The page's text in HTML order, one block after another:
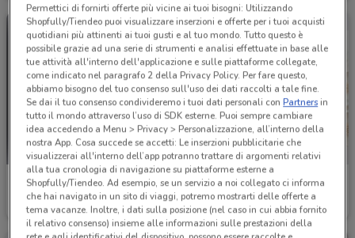
Emu
Scade il 31/12 2.4 km
Hervit
Scade il 22/09 4.9 km
Permettici di fornirti offerte più vicine ai tuoi bisogni: Utilizzando
Shopfully/Tiendeo puoi visualizzare inserzioni e offerte per i tuoi acquisti
quotidiani più attinenti ai tuoi gusti e al tuo mondo. Tutto questo è
possibile grazie ad una serie di strumenti e analisi effettuate in base alle
tue attività all'interno dell'applicazione e sulle piattaforme collegate,
come indicato nel paragrafo 2 della Privacy Policy. Per fare questo,
abbiamo bisogno del tuo consenso sull'uso dei dati raccolti a tale fine.
Se dai il tuo consenso condivideremo i tuoi dati personali conPartnersin
tutto il mondo attraverso l’uso di SDK esterne. Puoi sempre cambiare
idea accedendo a Menu > Privacy > Personalizzazione, all’interno della
nostra App. Cosa succede se accetti: Le inserzioni pubblicitarie che
visualizzerai all'interno dell’app potranno trattare di argomenti relativi
alla tua cronologia di navigazione su piattaforme esterne a
Shopfully/Tiendeo. Ad esempio, se un servizio a noi collegato ci informa
che hai navigato in un sito di viaggi, potremo mostrarti delle offerte a
tema vacanze. Inoltre, i dati sulla posizione (nel caso in cui abbia fornito
il relativo consenso) insieme alle informazioni sulle prestazioni della